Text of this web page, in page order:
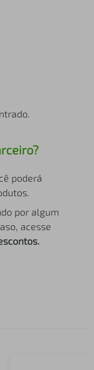
poderá
por algum
acesse